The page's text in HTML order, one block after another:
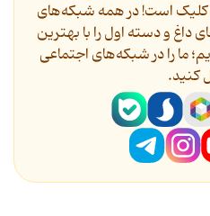
کلیک است! در همه شبکه‌های
داغ و دسته اول را با بهترین
ما را در شبکه‌های اجتماعی
کنید.